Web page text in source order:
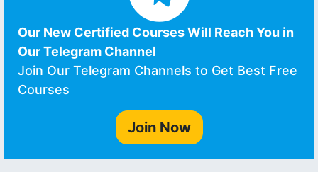
Our New Certified Courses Will Reach You in
Our Telegram Channel
Join Our Telegram Channels to Get Best Free
Courses
Join Now